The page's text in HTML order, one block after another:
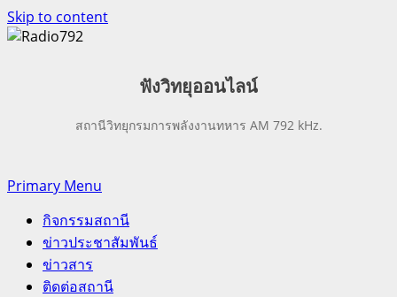
Skip to content
ฟังวิทยุออนไลน์
สถานีวิทยุกรมการพลังงานทหาร AM 792 kHz.
Primary Menu
กิจกรรมสถานี
ข่าวประชาสัมพันธ์
ข่าวสาร
ติดต่อสถานี